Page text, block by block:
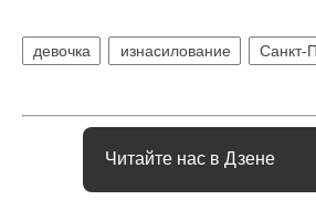
девочка изнасилование Санкт-
Читайте нас в Дзене